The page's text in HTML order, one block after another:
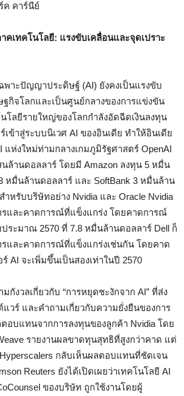
ค คาร์นีย์
คเทคโนโลยี: แรงขับเคลื่อนและจุดเปราะ
พาะปัญญาประดิษฐ์ (AI) ยังคงเป็นแรงขับ
กิจโลกและเป็นศูนย์กลางของการแข่งขัน
โลยีรายใหญ่ของโลกกำลังอัดฉีดเงินลงทุน
ข้าสู่ระบบนิเวศ AI ของอินเดีย ทำให้อินเดีย
แห่งใหม่ท่ามกลางเกมภูมิรัฐศาสตร์ OpenAI
ล้านดอลลาร์ โดยมี Amazon ลงทุน 5 หมื่น
หมื่นล้านดอลลาร์ และ SoftBank 3 หมื่นล้าน
ำหรับบริษัทอย่าง Nvidia และ Oracle Nvidia
รและคาดการณ์ที่แข็งแกร่ง โดยคาดการณ์
ระมาณ 2570 ที่ 7.8 หมื่นล้านดอลลาร์ Dell ก็
รและคาดการณ์ที่แข็งแกร่งเช่นกัน โดยคาด
ร์ AI จะเพิ่มขึ้นเป็นสองเท่าในปี 2570
กังวลเกี่ยวกับ “การหยุดชะงักจาก AI” ที่ส่ง
วร์ และคำถามเกี่ยวกับความยั่งยืนของการ
อบแทนจากการลงทุนของลูกค้า Nvidia โดย
รายงานผลขาดทุนสุทธิที่สูงกว่าคาด แต่
กลับเห็นผลตอบแทนที่ชัดเจน
Reuters ยังได้เปิดเผยว่าเทคโนโลยี AI
ของบริษัท ถูกใช้งานโดยผู้